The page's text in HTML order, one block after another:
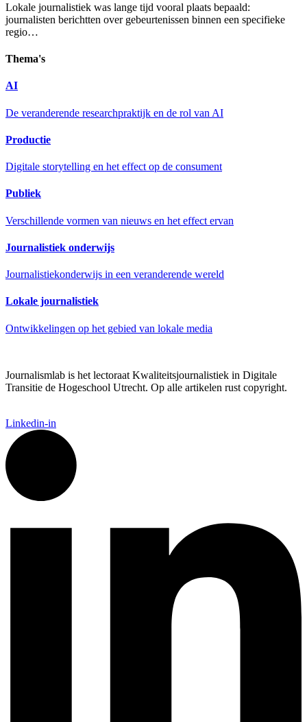
Lokale journalistiek was lange tijd vooral plaats bepaald:
journalisten berichtten over gebeurtenissen binnen een specifieke
regio…
Thema's
AI
De veranderende researchpraktijk en de rol van AI
Productie
Digitale storytelling en het effect op de consument
Publiek
Verschillende vormen van nieuws en het effect ervan
Journalistiek onderwijs
Journalistiekonderwijs in een veranderende wereld
Lokale journalistiek
Ontwikkelingen op het gebied van lokale media
Journalismlab is het lectoraat Kwaliteitsjournalistiek in Digitale
Transitie de Hogeschool Utrecht. Op alle artikelen rust copyright.
Linkedin-in